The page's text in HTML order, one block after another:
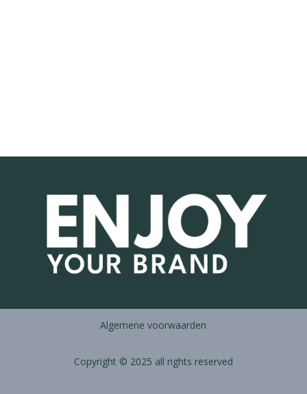
Algemene voorwaarden
Copyright © 2025 all rights reserved